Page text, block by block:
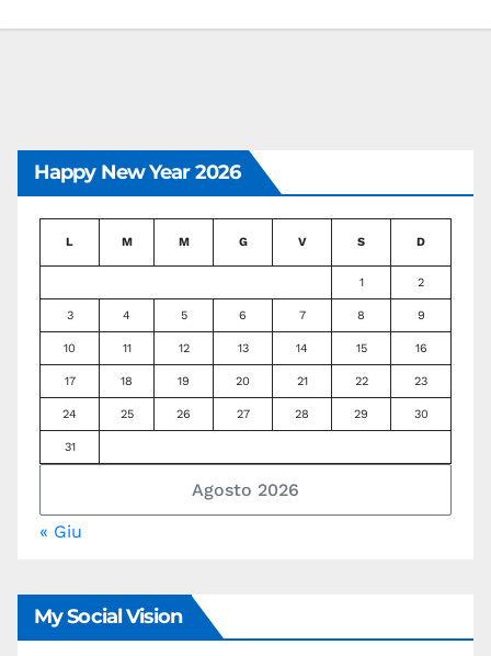
Happy New Year 2026
Agosto 2026
L M M G V S D
1 2
3 4 5 6 7 8 9
10 11 12 13 14 15 16
17 18 19 20 21 22 23
24 25 26 27 28 29 30
31
« Giu
My Social Vision